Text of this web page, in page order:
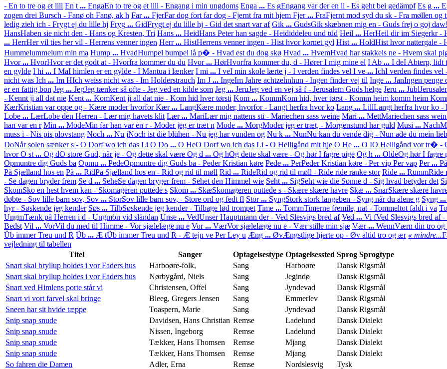
- En to tre og et lill En t ... EngaEn to tre og et lill - Engang i min ungdoms Enga ... Es gEngang var der en li - Es geht bei gedämpf Es g ...
zogen drei Bursch - Fanø oh Fanø, ak h Far... FjerFar dog fort far dog - Fjernt fra mit hjem Fjer... FraFjernt mod syd du sk - Fra møllen og
ledig zieh ich - Frygt ej du lille hj Fryg ... GidFrygt ej du lille hj - Gid det snart var af Gik ... GudsGik skæbnen mig en - Guds frej o goj daw!
HansHaben sie nicht den - Hans og Kresten, Tri Hans ... HeidHans Peter han sagde - Heididdeleu und tüd Heil ... HerHeil dir im Siegerkr -
... HerrHer vil ties her vil - Herrens venner ingen Herr... HistHerrens venner ingen - Hist hvor kornet gyl Hist ... HoldHist hvor nattergale -
Hummelummelum min ma Hump ... HvadHumpel bumpel lå p� - Hvad est du dog skø Hvad ... HvemHvad har stakkels ne - Hvem skal
Hvor... HvorHvor er det godt at - Hvorfra kommer du du Hvor... HørHvorfra kommer du, d - Hører I mig mine el I Ab ... I deI Abterp, lidt
en gylde I hi ... I MaI himlen er en gylde - I Mantua i lænker I mi ... I veI min skole lærte j - I verden findes vel I ve ... IchI verden findes vel
nicht was Ich ... Im HIch weiss nicht was - Im Holderstrauch Im J ... IngeIm Jahre achtzehnhun - Ingen finder vej til Inge ... JanIngen penge
er en fattig bon Jeg ... JegJeg tænker så ofte - Jeg ved en kilde som Jeg ... JeruJeg ved en vej så f - Jerusalem Guds helge Jeru ... Jubl
- Kennt ji all dat nie Kent ... KomKent ji all dat nie - Kom hid hver tørsti Kom ... KommKom hid, hver tørst - Komm heim komm heim
KærKristian var oppe og - Kære moder hvorforKær... LangKære moder, hvorfor - Langt herfra hvor ko Lang ... LillLangt herfra hvor ko -
Lobe ... LærLobe den Herren - Lær mig havets klit Lær... MariLær mig nattens sti - Mariechen sass weine Mari ... MettMariechen sass
han var en r Min ... ModeMin far han var en r - Moder jeg er træt n Mode ... MorgModer jeg er træt, - Morgenstund har guld Musi ... Nach
muss i - Nis pis plovstang Noch ... Nu jNoch ist die blühen - Nu jeg har vunden og Nu k ... NunNu kan du vende dig - Nun ade du mein lieb
DoNår solen sænker s - O Dorf wo ich das Li O Do ... O HeO Dorf wo ich das Li - O Helligånd mit hje O He ... O IO Helligånd vor tr� -
hvorO st ... Og dO store Gud, når je - Og dette skal være Og d ... Og hOg dette skal være - Og hør I fagre pige Og h ... OldeOg hør I fagre
Opmuntre dig Guds ba Opmu ... PedeOpmuntre dig Guds ba - Peder Kristian køre Pede ... PerPeder Kristian køre - Per vip Per vap Per... På
På Sjælland hos en På ... RidPå Sjælland hos en - Rid og rid til møll Rid ... RideRid og rid til møll - Ride ride ranke stor Ride ... RummRide
- Se dagen bryder frem Se d ... SeheSe dagen bryger frem - Sehet den Himmel wie Seht ... SigSeht wie die Sonne d - Sig hvad betyder det
SkomSko en hest hvem kan - Skomageren puttede s Skom ... SkæSkomageren puttede s - Skære skære havre Skæ ... SnarSkære skære
døbte - Sov lille barn sov, Sov ... StorSov lille barn sov, - Store ord og fedt fl Stor... SyngStork stork langeben - Syng når du alene g Syng ...
hyr - Søskende jeg kender Søs ... TilbSøskende jeg kender - Tilbage lød trompet Time ... TommTimerne fremile, nat - Tommeltot faldt i va
UngmTænk på Herren i d - Ungmön vid sländan Unse ... VedUnser Hauptmann der - Ved Slesvigs bred af Ved ... Vi fVed Slesvigs bred af
Bedst Vil ... VorVil du med til Himme - Vor sjælelæge nu e Vor... VærVor sjælelæge nu e - Vær stille min sjæ Vær... WennVærn din tro og
Üb immer Treu und R Üb ... Æ tÜb immer Treu und R - Æ tejn ve Per Ley u Æng ... ØvÆngstlige hjerte op - Øv altid tro og ær « mindre...
vejledning til tabellen
Titel
Sanger Optagelsestype Optagelsessted Sprog Sprogtype
Snart skal bryllup holdes i vor Faders hus
Harboøre-folk, Sang Harboøre Dansk Rigsmål
Snart skal bryllup holdes i vor Faders hus
Nørbygård, Niels Sang Jegindø Dansk Rigsmål
Snart ved Himlens porte står vi
Christensen, Offel Sang Jyndevad Dansk Rigsmål
Snart vi vort farvel skal bringe
Bleeg, Gregers Jensen Sang Emmerlev Dansk Rigsmål
Sneen har sit hvide tæppe
Toaspern, Marie Sang Jyndevad Dansk Rigsmål
Snip snap snude
Davidsen, Hans Christian Remse Ladelund Dansk Dialekt
Snip snap snude
Nissen, Ingeborg Remse Ladelund Dansk Dialekt
Snip snap snude
Tækker, Hans Thomsen Remse Mjang Dansk Dialekt
Snip snap snude
Tækker, Hans Thomsen Remse Mjang Dansk Dialekt
So fahren die Damen
Adler, Erna Remse Nordslesvig
Tysk